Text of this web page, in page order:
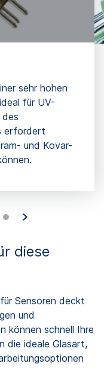
sehr hohen
für UV-
erfordert
und Kovar-
diese
Sensoren deckt
und
können schnell Ihre
die ideale Glasart,